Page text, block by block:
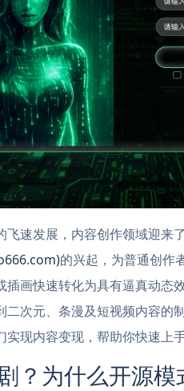
速发展，内容创作领域迎来
的兴起，为普通创作
画快速转化为具有逼真动态
二次元、条漫及短视频内容的
现内容变现，帮助你快速上手
？为什么开源模